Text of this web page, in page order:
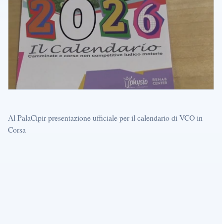
Al PalaCipir presentazione ufficiale per il calendario di VCO in
Corsa